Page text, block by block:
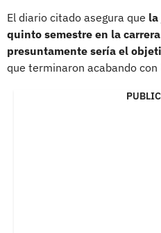
El diario citado asegura que la
quinto semestre en la
presuntamente sería el
que terminaron acabando